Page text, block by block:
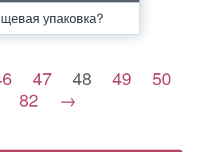
упаковка?
47 48 49
50
82 →